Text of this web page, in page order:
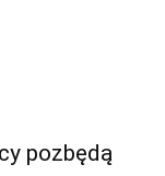
pozbędą